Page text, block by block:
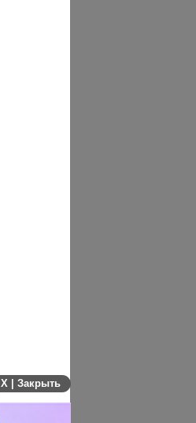
X | Закрыть